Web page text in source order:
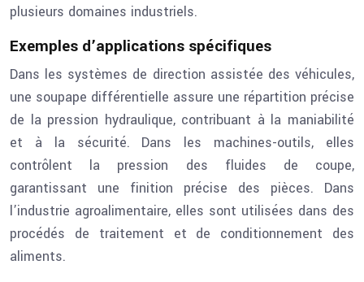
plusieurs domaines industriels.
Exemples d’applications spécifiques
Dans les systèmes de direction assistée des véhicules,
une soupape différentielle assure une répartition précise
de la pression hydraulique, contribuant à la maniabilité
et à la sécurité. Dans les machines-outils, elles
contrôlent la pression des fluides de coupe,
garantissant une finition précise des pièces. Dans
l’industrie agroalimentaire, elles sont utilisées dans des
procédés de traitement et de conditionnement des
aliments.